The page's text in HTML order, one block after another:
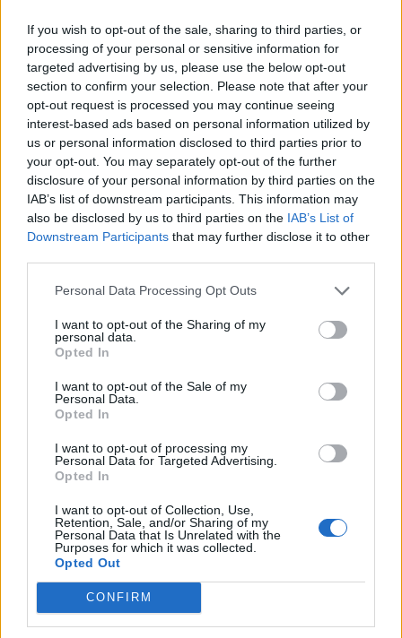
If you wish to opt-out of the sale, sharing to third parties, or
processing of your personal or sensitive information for
targeted advertising by us, please use the below opt-out
section to confirm your selection. Please note that after your
opt-out request is processed you may continue seeing
interest-based ads based on personal information utilized by
us or personal information disclosed to third parties prior to
your opt-out. You may separately opt-out of the further
disclosure of your personal information by third parties on the
IAB’s list of downstream participants. This information may
also be disclosed by us to third parties on the IAB’s List of
Downstream Participants that may further disclose it to other
Personal Data Processing Opt Outs
I want to opt-out of the Sharing of my
personal data.
Opted In
I want to opt-out of the Sale of my
Personal Data.
Opted In
I want to opt-out of processing my
Personal Data for Targeted Advertising.
Opted In
I want to opt-out of Collection, Use,
Retention, Sale, and/or Sharing of my
Personal Data that Is Unrelated with the
Purposes for which it was collected.
Opted Out
CONFIRM
alkalmas fürdőzésre is.
A település 2 fontos attrakciója a Tisza-
tavi nyaralóhajózás bázisaként ismert
Köre Kikötő
, valamint a Kiskörei
Vízerőmű. A vízerőmű szervezett,
csoportos formában (maximum csoport
létszám 50 fő) előzetes írásbeli
megkeresés és azt követő engedélyezés
alapján egész évben látogatható.
tartás:
Hétfő – csütörtök: 11.00-19.00
Péntek – szombat: 11.00-21.00
Kagyló Büfé és Söröző
W:-
M: +36 36 358 200
C: 3384 Kisköre, Kossuth Lajos út 26.
F:
www.facebook.com/Kagylobufekiskor
e